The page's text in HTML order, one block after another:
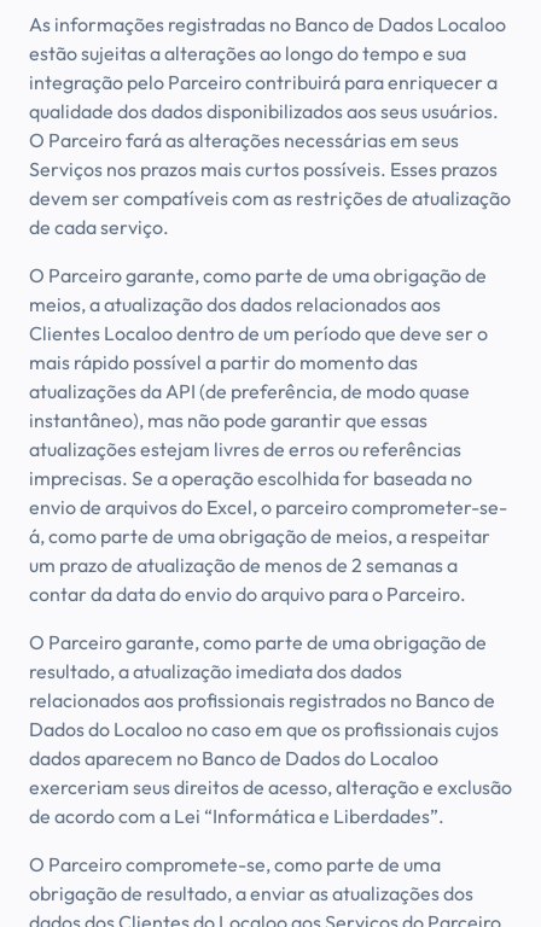
As informações registradas no Banco de Dados Localoo
estão sujeitas a alterações ao longo do tempo e sua
integração pelo Parceiro contribuirá para enriquecer a
qualidade dos dados disponibilizados aos seus usuários.
O Parceiro fará as alterações necessárias em seus
Serviços nos prazos mais curtos possíveis. Esses prazos
devem ser compatíveis com as restrições de atualização
de cada serviço.
O Parceiro garante, como parte de uma obrigação de
meios, a atualização dos dados relacionados aos
Clientes Localoo dentro de um período que deve ser o
mais rápido possível a partir do momento das
atualizações da API (de preferência, de modo quase
instantâneo), mas não pode garantir que essas
atualizações estejam livres de erros ou referências
imprecisas. Se a operação escolhida for baseada no
envio de arquivos do Excel, o parceiro comprometer-se-
á, como parte de uma obrigação de meios, a respeitar
um prazo de atualização de menos de 2 semanas a
contar da data do envio do arquivo para o Parceiro.
O Parceiro garante, como parte de uma obrigação de
resultado, a atualização imediata dos dados
relacionados aos profissionais registrados no Banco de
Dados do Localoo no caso em que os profissionais cujos
dados aparecem no Banco de Dados do Localoo
exerceriam seus direitos de acesso, alteração e exclusão
de acordo com a Lei “Informática e Liberdades”.
O Parceiro compromete-se, como parte de uma
obrigação de resultado, a enviar as atualizações dos
dados dos Clientes do Localoo aos Serviços do Parceiro.